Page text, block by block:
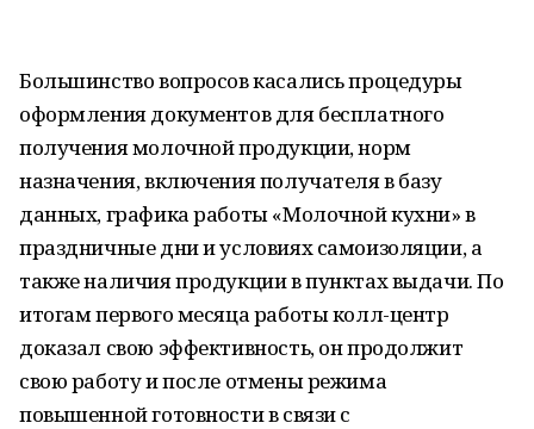
Большинство вопросов касались процедуры
оформления документов для бесплатного
получения молочной продукции, норм
назначения, включения получателя в базу
данных, графика работы «Молочной кухни» в
праздничные дни и условиях самоизоляции, а
также наличия продукции в пунктах выдачи. По
итогам первого месяца работы колл-центр
доказал свою эффективность, он продолжит
свою работу и после отмены режима
повышенной готовности в связи с